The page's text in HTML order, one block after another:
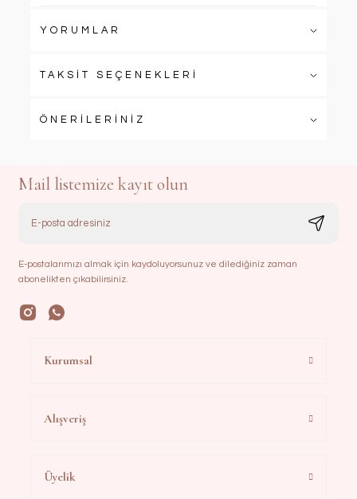
YORUMLAR
TAKSİT SEÇENEKLERİ
ÖNERİLERİNİZ
Mail listemize kayıt olun
E-postalarımızı almak için kaydoluyorsunuz ve dilediğiniz zaman
abonelikten çıkabilirsiniz.
Kurumsal
Alışveriş
Üyelik